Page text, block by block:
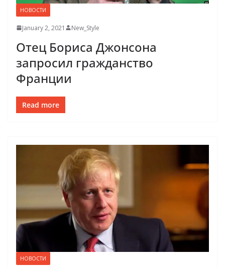
НОВОСТИ
January 2, 2021 New_Style
Отец Бориса Джонсона
запросил гражданство
Франции
Read more
НОВОСТИ